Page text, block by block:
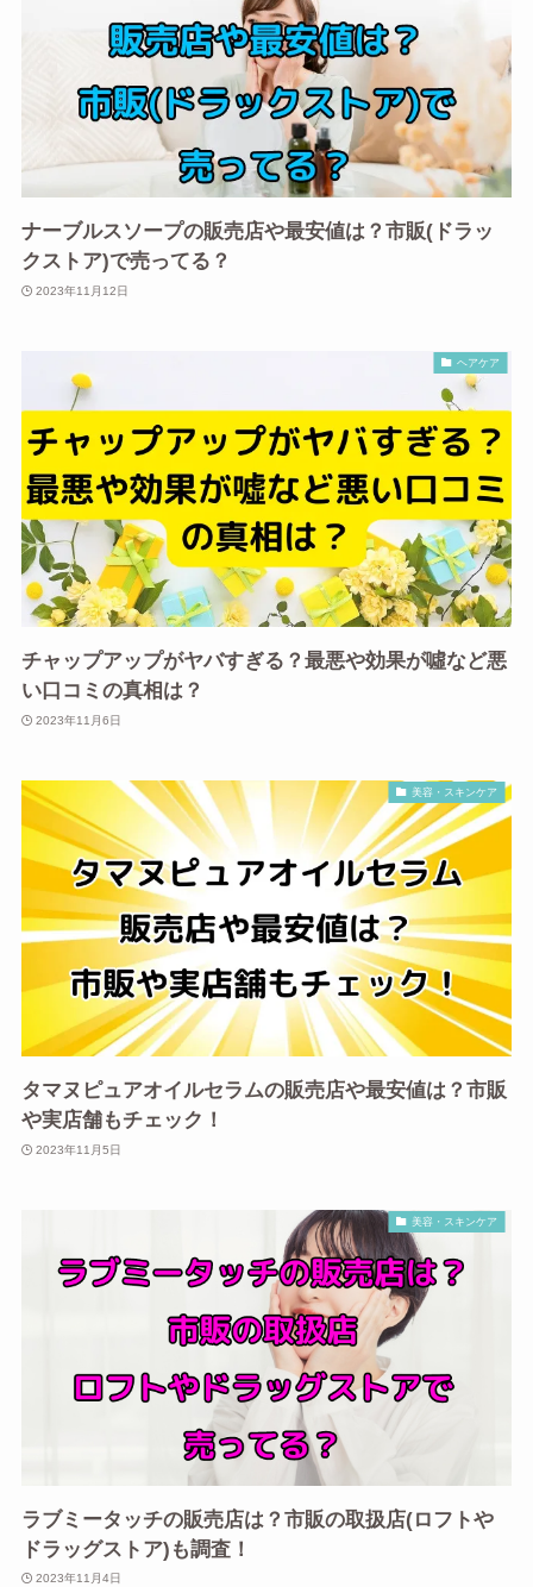
ナーブルスソープの販売店や最安値は？市販(ドラッ
クストア)で売ってる？
2023年11月12日
ヘアケア
チャップアップがヤバすぎる？最悪や効果が噓など悪
い口コミの真相は？
2023年11月6日
美容・スキンケア
タマヌピュアオイルセラムの販売店や最安値は？市販
や実店舗もチェック！
2023年11月5日
美容・スキンケア
ラブミータッチの販売店は？市販の取扱店(ロフトや
ドラッグストア)も調査！
2023年11月4日